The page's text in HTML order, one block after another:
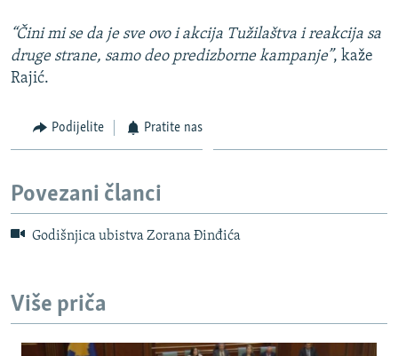
“Čini mi se da je sve ovo i akcija Tužilaštva i reakcija sa
druge strane, samo deo predizborne kampanje”, kaže
Rajić.
Podijelite Pratite nas
Povezani članci
Godišnjica ubistva Zorana Đinđića
Više priča